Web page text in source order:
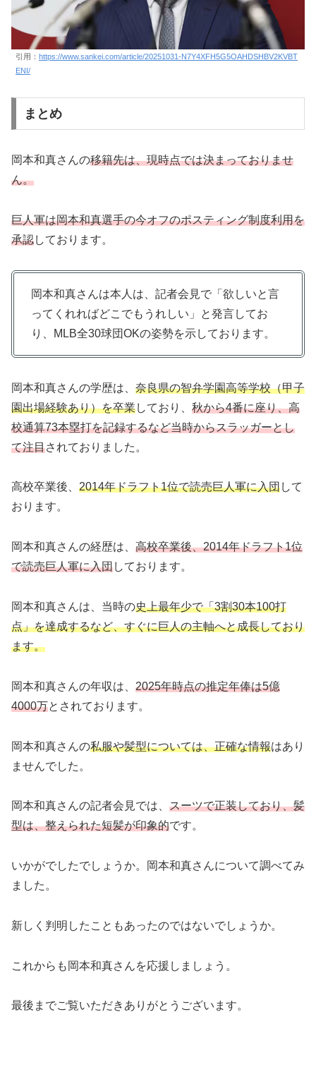
引用： https://www.sankei.com/article/20251031-N7Y4XFH5G5OAHDSHBV2KVBT
ENI/
まとめ
岡本和真さんの移籍先は、現時点では決まっておりませ
ん。
巨人軍は岡本和真選手の今オフのポスティング制度利用を
承認しております。
岡本和真さんは本人は、記者会見で「欲しいと言
ってくれればどこでもうれしい」と発言してお
り、MLB全30球団OKの姿勢を示しております。
岡本和真さんの学歴は、 奈良県の智弁学園高等学校（甲子
園出場経験あり）を卒業しており、 秋から4番に座り、高
校通算73本塁打を記録するなど当時からスラッガーとし
て注目されておりました。
高校卒業後、 2014年ドラフト1位で読売巨人軍に入団して
おります。
岡本和真さんの経歴は、 高校卒業後、2014年ドラフト1位
で読売巨人軍に入団しております。
岡本和真さんは、当時の史上最年少で「3割30本100打
点」を達成するなど、すぐに巨人の主軸へと成長しており
ます。
岡本和真さんの年収は、 2025年時点の推定年俸は5億
4000万とされております。
岡本和真さんの私服や髪型については、正確な情報はあり
ませんでした。
岡本和真さんの記者会見では、 スーツで正装しており、髪
型は、整えられた短髪が印象的です。
いかがでしたでしょうか。岡本和真さんについて調べてみ
ました。
新しく判明したこともあったのではないでしょうか。
これからも岡本和真さんを応援しましょう。
最後までご覧いただきありがとうございます。